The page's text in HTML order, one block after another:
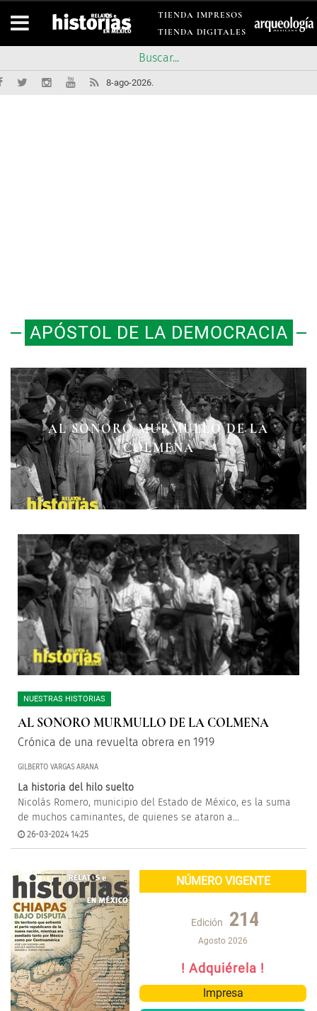
TIENDA IMPRESOS
TIENDA DIGITALES
8-ago-2026.
APÓSTOL DE LA DEMOCRACIA
AL SONORO MURMULLO DE LA
COLMENA
NUESTRAS HISTORIAS
AL SONORO MURMULLO DE LA COLMENA
Crónica de una revuelta obrera en 1919
GILBERTO VARGAS ARANA
La historia del hilo suelto
Nicolás Romero, municipio del Estado de México, es la suma
de muchos caminantes, de quienes se ataron a...
26-03-2024 14:25
NÚMERO VIGENTE
Edición 214
Agosto 2026
! Adquiérela !
Impresa